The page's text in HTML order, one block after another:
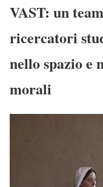
VAST: un
ricercatori
nello spazio e
morali